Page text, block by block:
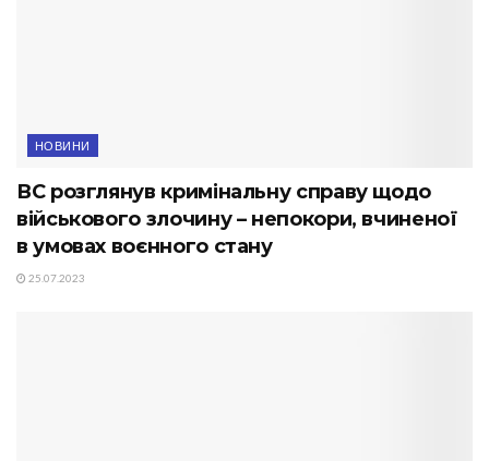
НОВИНИ
ВС розглянув кримінальну справу щодо
військового злочину – непокори, вчиненої
в умовах воєнного стану
25.07.2023